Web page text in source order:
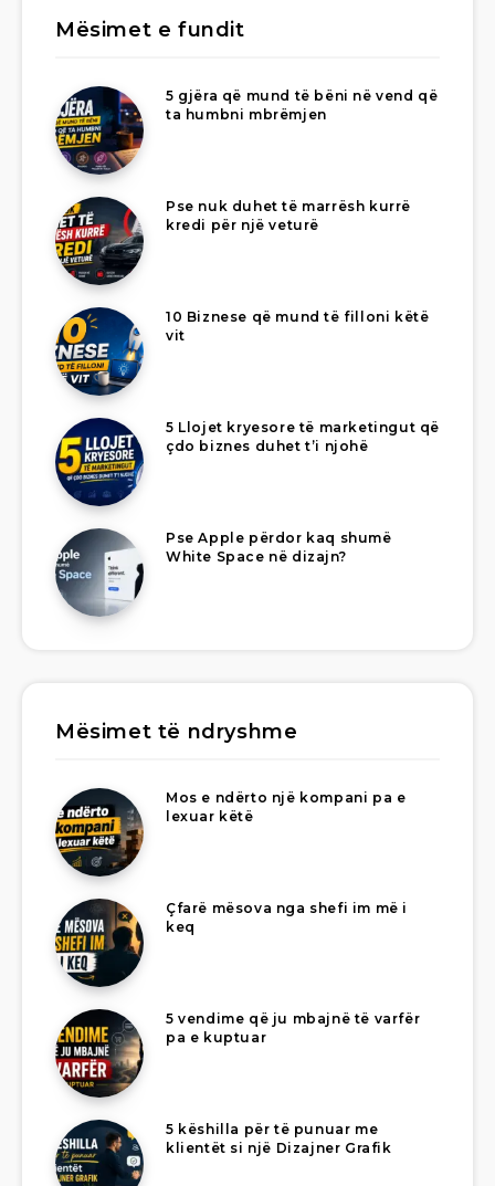
Mësimet e fundit
5 gjëra që mund të bëni në vend që
ta humbni mbrëmjen
Pse nuk duhet të marrësh kurrë
kredi për një veturë
10 Biznese që mund të filloni këtë
vit
5 Llojet kryesore të marketingut që
çdo biznes duhet t’i njohë
Pse Apple përdor kaq shumë
White Space në dizajn?
Mësimet të ndryshme
Mos e ndërto një kompani pa e
lexuar këtë
Çfarë mësova nga shefi im më i
keq
5 vendime që ju mbajnë të varfër
pa e kuptuar
5 këshilla për të punuar me
klientët si një Dizajner Grafik